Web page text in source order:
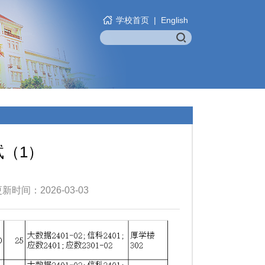
学校首页 | English
1）
时间：2026-03-03